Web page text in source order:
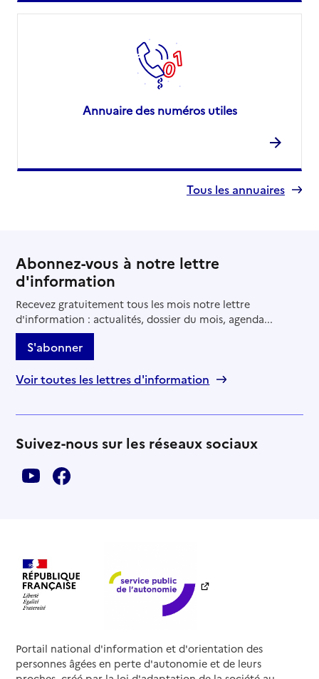
Annuaire des numéros utiles
Tous les annuaires
Abonnez-vous à notre lettre
d'information
Recevez gratuitement tous les mois notre lettre
d'information : actualités, dossier du mois, agenda...
S'abonner
Voir toutes les lettres d'information
Suivez-nous sur les réseaux sociaux
Portail national d'information et d'orientation des
personnes âgées en perte d'autonomie et de leurs